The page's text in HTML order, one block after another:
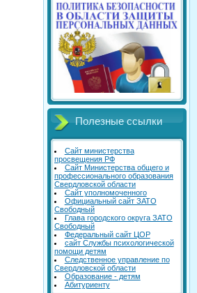
Полезные ссылки
Сайт министерства
просвещения РФ
Сайт Министерства общего и
профессионального образования
Свердловской области
Сайт уполномоченного
Официальный сайт ЗАТО
Свободный
Глава городского округа ЗАТО
Свободный
Федеральный сайт ЦОР
сайт Службы психологической
помощи детям
Следственное управление по
Свердловской области
Образование - детям
Абитуриенту